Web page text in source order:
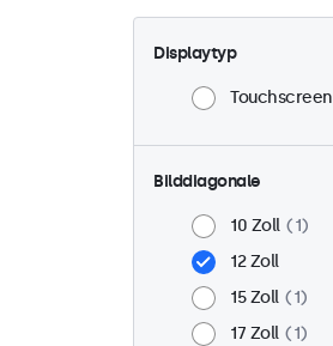
Displaytyp
Touchscreen
Bilddiagonale
10 Zoll
1
12 Zoll
15 Zoll
1
17 Zoll
1